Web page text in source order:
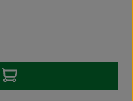
Wert ein